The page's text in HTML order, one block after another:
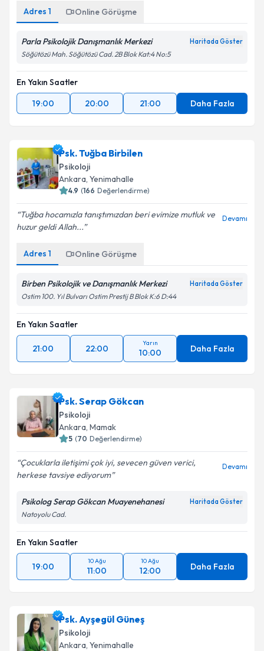
Adres 1 Online Görüşme
Parla Psikolojik Danışmanlık Merkezi Haritada Göster
Söğütözü Mah. Söğütözü Cad. 2B Blok Kat:4 No:5
En Yakın Saatler
19:00
20:00 21:00 Daha Fazla
Psk. Tuğba Birbilen
Psikoloji
Ankara, Yenimahalle
4.9 (166 Değerlendirme)
Tuğba hocamızla tanıştımızdan beri evimize mutluk ve
huzur geldi Allah...
Devamı
Adres 1 Online Görüşme
Birben Psikolojik ve Danışmanlık Merkezi Haritada Göster
Ostim 100. Yıl Bulvarı Ostim Prestij B Blok K:6 D:44
En Yakın Saatler
21:00 22:00
Yarın
10:00 Daha Fazla
Psk. Serap Gökcan
Psikoloji
Ankara, Mamak
5 (70 Değerlendirme)
Çocuklarla iletişimi çok iyi, sevecen güven verici,
herkese tavsiye ediyorum
Devamı
Psikolog Serap Gökcan Muayenehanesi Haritada Göster
Natoyolu Cad.
En Yakın Saatler
19:00
10 Ağu
11:00
10 Ağu
12:00 Daha Fazla
Psk. Ayşegül Güneş
Psikoloji
Ankara, Yenimahalle